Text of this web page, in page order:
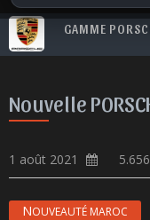
GAMME
Nouvelle
1 août 2021 5.656
NOUVEAUTÉ MAROC